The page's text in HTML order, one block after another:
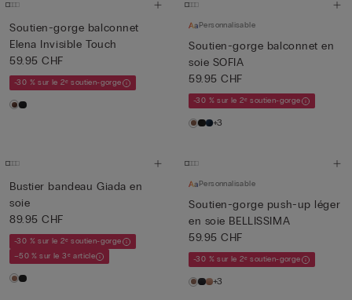
Soutien-gorge balconnet
Elena Invisible Touch
59.95 CHF
-30 % sur le 2ᵉ soutien-gorge
Personnalisable
Soutien-gorge balconnet en
soie SOFIA
59.95 CHF
-30 % sur le 2ᵉ soutien-gorge
+3
Bustier bandeau Giada en
soie
89.95 CHF
-30 % sur le 2ᵉ soutien-gorge
–50 % sur le 3ᵉ article
Personnalisable
Soutien-gorge push-up léger
en soie BELLISSIMA
59.95 CHF
-30 % sur le 2ᵉ soutien-gorge
+3